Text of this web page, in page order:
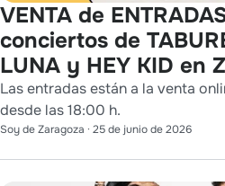
VENTA de
conciertos de
LUNA y HEY KID en
Las entradas están a la venta
desde las 18:00 h.
Soy de Zaragoza · 25 de junio de 2026